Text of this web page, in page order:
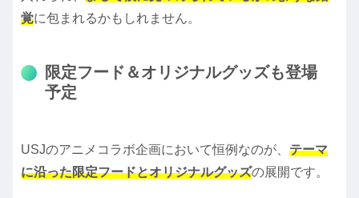
覚に包まれるかもしれません。
限定フード＆オリジナルグッズも登場
予定
USJのアニメコラボ企画において恒例なのが、 テーマ
に沿った限定フードとオリジナルグッズの展開です。